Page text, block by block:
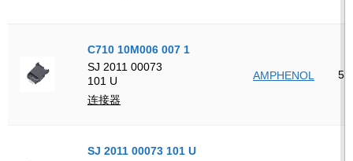
C710 10M006 007 1
SJ 2011 00073
101 U
连接器
AMPHENOL 5
SJ 2011 00073 101 U